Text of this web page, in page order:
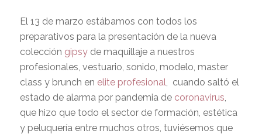
El 13 de marzo estábamos con todos los
preparativos para la presentación de la nueva
colección gipsyde maquillaje a nuestros
profesionales, vestuario, sonido, modelo, master
class y brunch en elite profesional , cuando saltó el
estado de alarma por pandemia de coronavirus
que hizo que todo el sector de formación, estética
y peluquería entre muchos otros, tuviésemos que